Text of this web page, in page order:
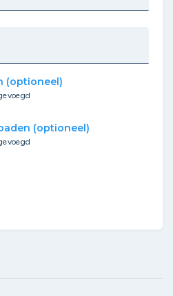
(optioneel)
(optioneel)